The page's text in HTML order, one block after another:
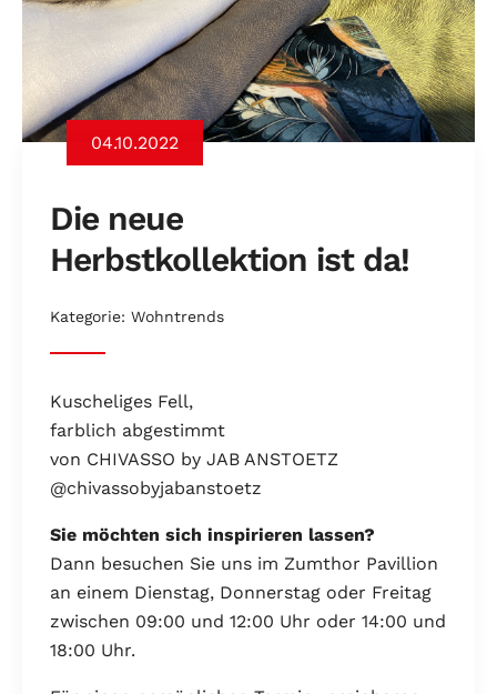
04.10.2022
Die neue
Herbstkollektion ist da!
Kategorie: Wohntrends
Kuscheliges Fell,
farblich abgestimmt
von CHIVASSO by JAB ANSTOETZ
@chivassobyjabanstoetz
Sie möchten sich inspirieren lassen?
Dann besuchen Sie uns im Zumthor Pavillion
an einem Dienstag, Donnerstag oder Freitag
zwischen 09:00 und 12:00 Uhr oder 14:00 und
18:00 Uhr.